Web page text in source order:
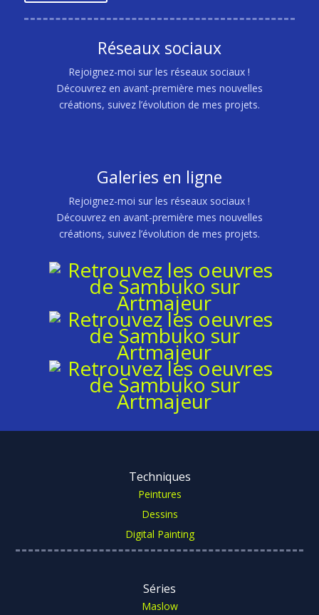
Réseaux sociaux
Rejoignez-moi sur les réseaux sociaux !
Découvrez en avant-première mes nouvelles
créations, suivez l’évolution de mes projets.
Galeries en ligne
Rejoignez-moi sur les réseaux sociaux !
Découvrez en avant-première mes nouvelles
créations, suivez l’évolution de mes projets.
Techniques
Peintures
Dessins
Digital Painting
Séries
Maslow